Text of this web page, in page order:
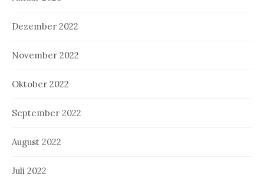
Dezember 2022
November 2022
Oktober 2022
September 2022
August 2022
Juli 2022